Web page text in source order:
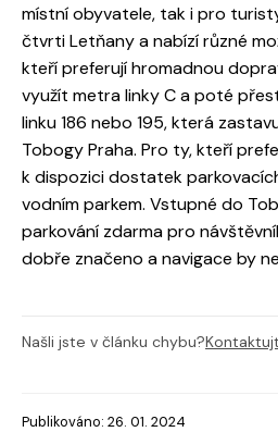
místní obyvatele, tak i pro
čtvrti Letňany a nabízí různé
kteří preferují hromadnou
využít metra linky C a poté
linku 186 nebo 195, která
Tobogy Praha. Pro ty, kteří
k dispozici dostatek
vodním parkem. Vstupné do
parkování zdarma pro
dobře značeno a navigace by
Našli jste v článku chybu?
Publikováno: 26. 01. 2024